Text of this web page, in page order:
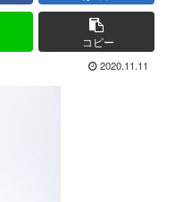
コピー
2020.11.11